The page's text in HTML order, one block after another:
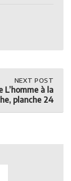
NEXT POST
L’homme à la
planche 24